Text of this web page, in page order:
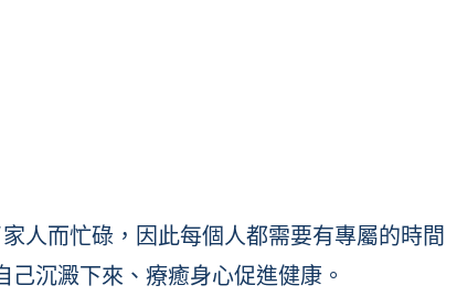
人而忙碌，因此每個人都需要有專屬的時間
沉澱下來、療癒身心促進健康。